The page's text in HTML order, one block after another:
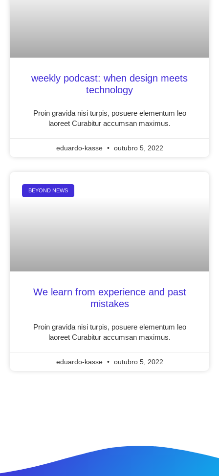
weekly podcast: when design meets
technology
Proin gravida nisi turpis, posuere elementum leo
laoreet Curabitur accumsan maximus.
eduardo-kasse outubro 5, 2022
BEYOND NEWS
We learn from experience and past
mistakes
Proin gravida nisi turpis, posuere elementum leo
laoreet Curabitur accumsan maximus.
eduardo-kasse outubro 5, 2022